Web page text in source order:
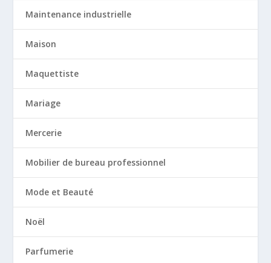
Maintenance industrielle
Maison
Maquettiste
Mariage
Mercerie
Mobilier de bureau professionnel
Mode et Beauté
Noël
Parfumerie